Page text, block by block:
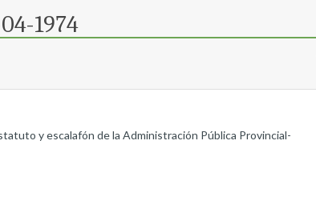
1974
y escalafón de la Administración Pública Provincial-